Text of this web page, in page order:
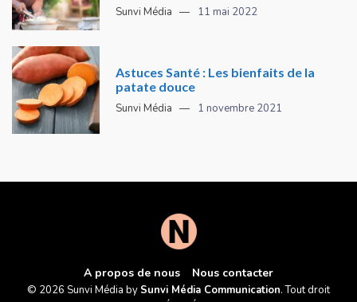
Sunvi Média 11 mai 2022
Astuces Santé : Les bienfaits de la
patate douce
Sunvi Média 1 novembre 2021
A propos de nous Nous contacter
© 2026 Sunvi Média by Sunvi Média Communication. Tout droit